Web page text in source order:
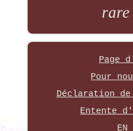
rare
Page
Pour
Déclaration
Entente
EN